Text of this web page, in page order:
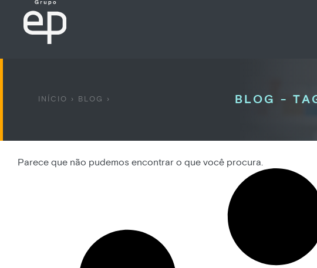
INÍCIO › BLOG › BLOG -
Parece que não pudemos encontrar o que você procura.